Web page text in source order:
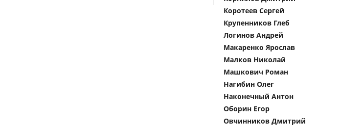
Коротеев Сергей
Крупенников Глеб
Логинов Андрей
Макаренко Ярослав
Малков Николай
Машкович Роман
Нагибин Олег
Наконечный Антон
Оборин Егор
Овчинников Дмитрий